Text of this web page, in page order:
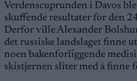
Verdenscuprunden i Davos
skuffende resultater for den
Derfor ville Alexander
det russiske landslaget finne
noen bakenforliggende
skistjernen sliter med å finne